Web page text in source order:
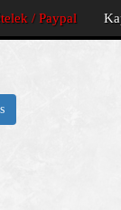
/ Paypal